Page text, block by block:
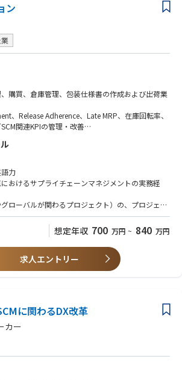
。
する業務経験
たは法令・コンプライアンス対応の経験
整・折衝経験
輸送手配に関する知識・経験
ール・文章を翻訳して理解できるレベル）
験がない場合でも、関連業務の経験をお持ちであ
だける環境です。
する専門知識および実務対応力
よびリスクマネジメント力
込む調整・推進力
・改善力
を支える輸出管理・物流領域の総合的な知見
B級以上）
能力認定試験（CISTEC）資格
/ 英語を使った業務経験
ン
購買、倉庫管理、包装仕様書の作成および出荷業
、Release Adherence、Late MRP、在庫回転率、
関連KPIの管理・改善
QM、SD）を活用した業務プロセスの最適化
としてS&OPプロセスの推進と改善への貢献
サプライヤーの選定、評価、マネジメントおよび
庫環境の維持・改善
び管理によるチーム内ナレッジの標準化と継承
トのリード
ティの適切な維持管理
短期・長期目標の設定と実行
ルダーとの良好な関係構築および維持
力
おけるサプライチェーンマネジメントの実務経
ローバルが関わるプロジェクト）の、プロジェク
＞
おけるサプライチェーンマネジメント経験
の使用経験（S/4HANAの経験があれば尚可）
想定年収 700 万円 ~ 840 万円
求人エントリー
に関わるDX改革
カー